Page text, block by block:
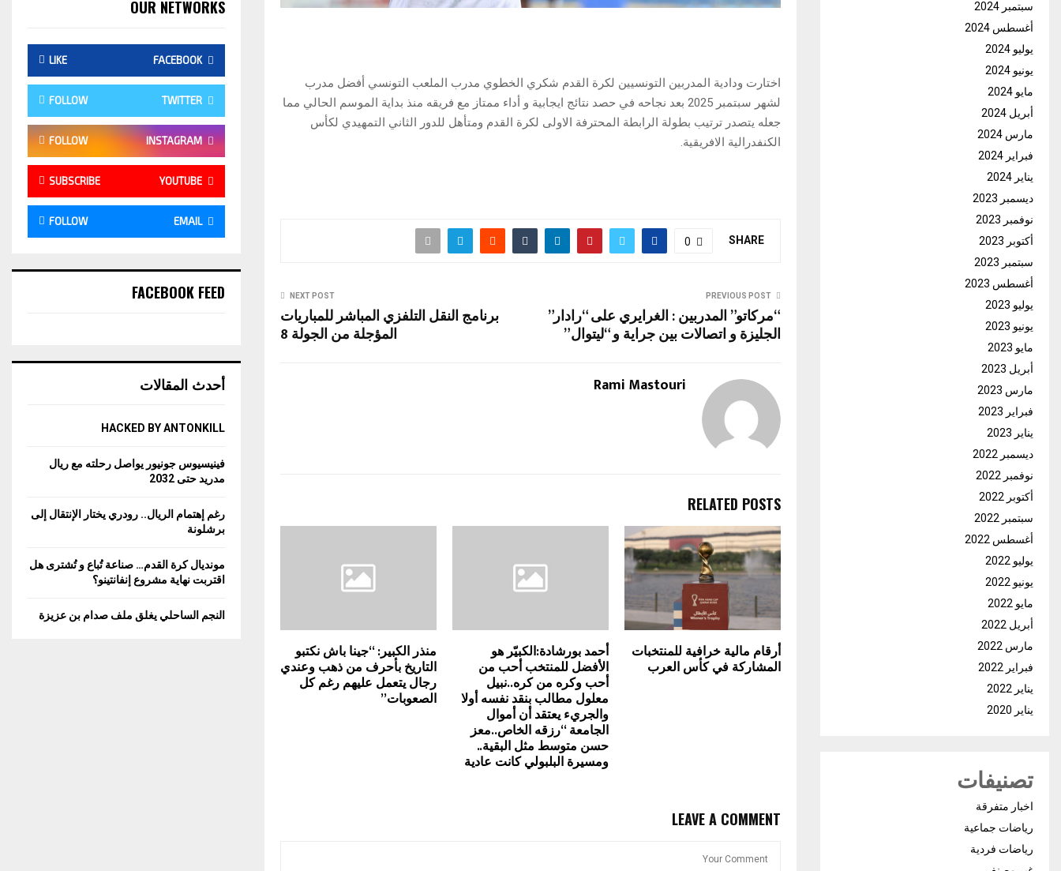
اختارت ودادية المدربين التونسيين لكرة القدم شكري الخطوي مدرب الملعب التونسي أفضل مدرب
لشهر سبتمبر 2025 بعد نجاحه في حصد نتائج ايجابية و أداء ممتاز مع فريقه منذ بداية الموسم الحالي مما
جعله يتصدر ترتيب بطولة الرابطة المحترفة الاولى لكرة القدم ومتأهل للدور الثاني التمهيدي لكأس
الكنفدرالية الافريقية.
SHARE
0
PREVIOUS POST
“مركاتو” المدربين : الغرايري على “رادار”
الجليزة و اتصالات بين جراية و “ليتوال”
NEXT POST
برنامج النقل التلفزي المباشر للمباريات
المؤجلة من الجولة 8
Rami Mastouri
RELATED POSTS
أرقام مالية خرافية للمنتخبات
المشاركة في كأس العرب
أحمد بورشادة:الكبيّر هو
الأفضل للمنتخب أحب من
أحب وكره من كره..نبيل
معلول مطالب بنقد نفسه أولا
والجريء يعتقد أن أموال
الجامعة “رزقه الخاص..معز
حسن متوسط مثل البقية..
ومسيرة البلبولي كانت عادية
منذر الكبير: “جينا باش نكتبو
التاريخ بأحرف من ذهب وعندي
رجال يتعمل عليهم رغم كل
الصعوبات”
LEAVE A COMMENT
سبتمبر 2024
أغسطس 2024
يوليو 2024
يونيو 2024
مايو 2024
أبريل 2024
مارس 2024
فبراير 2024
يناير 2024
ديسمبر 2023
نوفمبر 2023
أكتوبر 2023
سبتمبر 2023
أغسطس 2023
يوليو 2023
يونيو 2023
مايو 2023
أبريل 2023
مارس 2023
فبراير 2023
يناير 2023
ديسمبر 2022
نوفمبر 2022
أكتوبر 2022
سبتمبر 2022
أغسطس 2022
يوليو 2022
يونيو 2022
مايو 2022
أبريل 2022
مارس 2022
فبراير 2022
يناير 2022
يناير 2020
تصنيفات
اخبار متفرقة
رياضات جماعية
رياضات فردية
OUR NETWORKS
FACEBOOK
LIKE
TWITTER
FOLLOW
INSTAGRAM
FOLLOW
YOUTUBE
SUBSCRIBE
EMAIL
FOLLOW
FACEBOOK FEED
أحدث المقالات
HACKED BY ANTONKILL
فينيسيوس جونيور يواصل رحلته مع ريال
مدريد حتى 2032
رغم إهتمام الريال.. رودري يختار الإنتقال إلى
برشلونة
مونديال كرة القدم… صناعة تُباع و تُشترى هل
اقتربت نهاية مشروع إنفانتينو؟
النجم الساحلي يغلق ملف صدام بن عزيزة